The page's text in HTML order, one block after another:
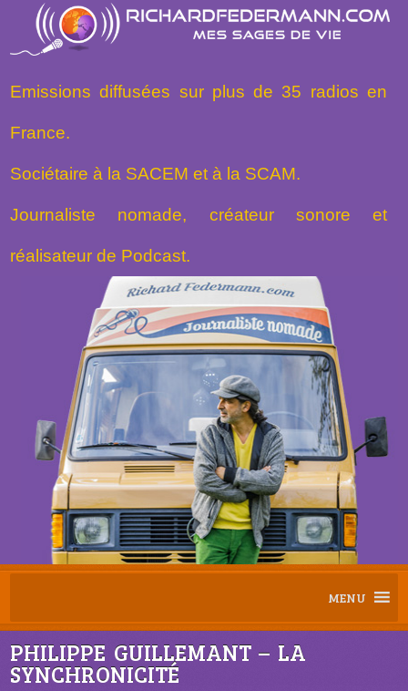
Emissions diffusées sur plus de 35 radios en
France.
Sociétaire à la SACEM et à la SCAM.
Journaliste nomade, créateur sonore et
réalisateur de Podcast.
MENU
PHILIPPE GUILLEMANT – LA
SYNCHRONICITÉ